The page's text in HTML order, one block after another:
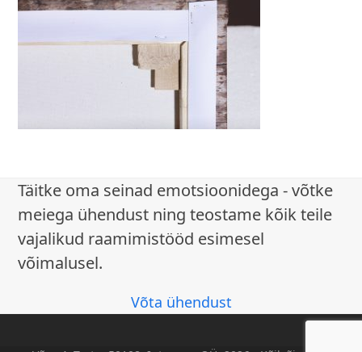
Täitke oma seinad emotsioonidega - võtke
meiega ühendust ning teostame kõik teile
vajalikud raamimistööd esimesel
võimalusel.
Võta ühendust